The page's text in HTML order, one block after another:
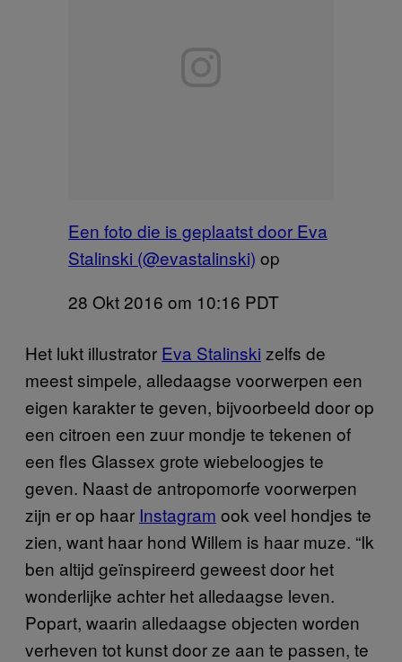
Een foto die is geplaatst door Eva
Stalinski (@evastalinski) op
28 Okt 2016 om 10:16 PDT
Het lukt illustrator Eva Stalinski zelfs de
meest simpele, alledaagse voorwerpen een
eigen karakter te geven, bijvoorbeeld door op
een citroen een zuur mondje te tekenen of
een fles Glassex grote wiebeloogjes te
geven. Naast de antropomorfe voorwerpen
zijn er op haar Instagram ook veel hondjes te
zien, want haar hond Willem is haar muze. “Ik
ben altijd geïnspireerd geweest door het
wonderlijke achter het alledaagse leven.
Popart, waarin alledaagse objecten worden
verheven tot kunst door ze aan te passen, te